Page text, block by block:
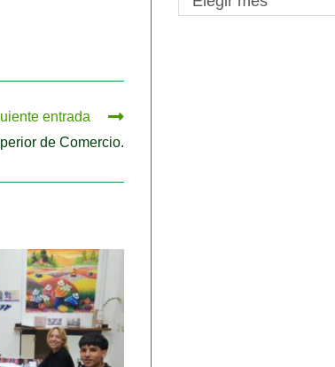
entrada
de Comercio.